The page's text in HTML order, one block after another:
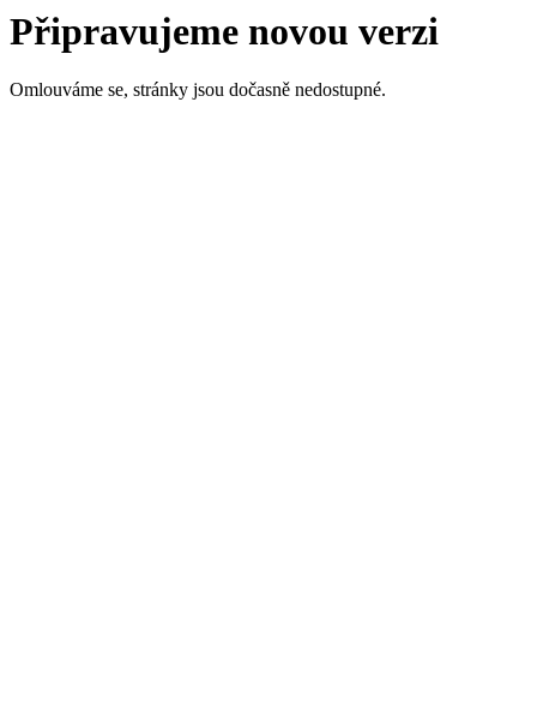
Připravujeme novou verzi
Omlouváme se, stránky jsou dočasně nedostupné.